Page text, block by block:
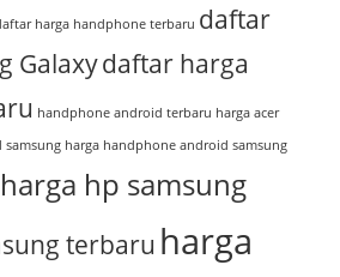
harga handphone terbaru daftar
Galaxydaftar harga
handphone android terbaru harga acer
samsung harga handphone android samsung
harga hp samsung
terbaru harga